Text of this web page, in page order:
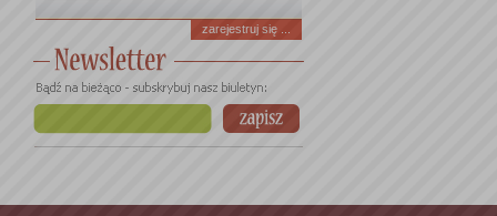
zarejestruj się ...